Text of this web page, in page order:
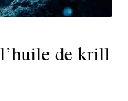
de krill